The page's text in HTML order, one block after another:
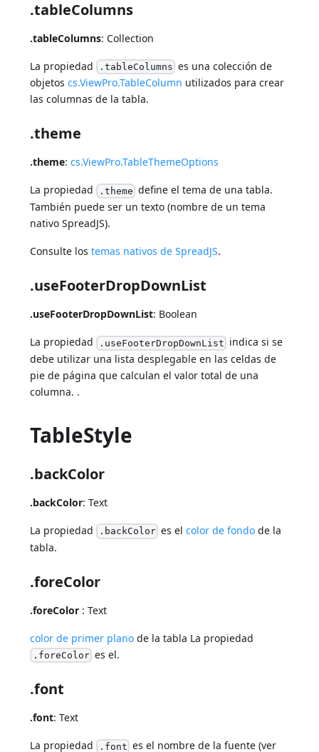
.tableColumns
.tableColumns: Collection
La propiedad .tableColumns es una colección de
objetoscs.ViewPro.TableColumn utilizados para crear
las columnas de la tabla.
.theme
.theme:cs.ViewPro.TableThemeOptions
La propiedad .theme define el tema de una tabla.
También puede ser un texto (nombre de un tema
nativo SpreadJS).
Consulte lostemas nativos de SpreadJS.
.useFooterDropDownList
.useFooterDropDownList: Boolean
La propiedad .useFooterDropDownList indica si se
debe utilizar una lista desplegable en las celdas de
pie de página que calculan el valor total de una
columna. .
TableStyle
.backColor
.backColor: Text
La propiedad .backColor es el color de fondode la
tabla.
.foreColor
.foreColor : Text
color de primer plano de la tabla La propiedad
.foreColor es el.
.font
.font: Text
La propiedad .font es el nombre de la fuente (ver